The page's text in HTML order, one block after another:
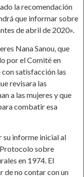
la recomendación
que informar sobre
de abril de 2020».
Nana Sanou, que
por el Comité en
satisfacción las
revisara las
a las mujeres y que
combatir esa
su informe inicial al
Protocolo sobre
en 1974. El
de no contar con un